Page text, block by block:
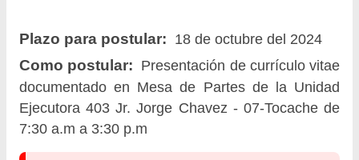
Plazo para postular: 18 de octubre del 2024
Como postular: Presentación de currículo vitae
documentado en Mesa de Partes de la Unidad
Ejecutora 403 Jr. Jorge Chavez - 07-Tocache de
7:30 a.m a 3:30 p.m